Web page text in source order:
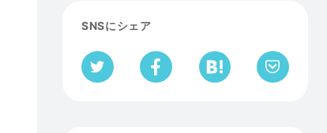
SNSにシェア